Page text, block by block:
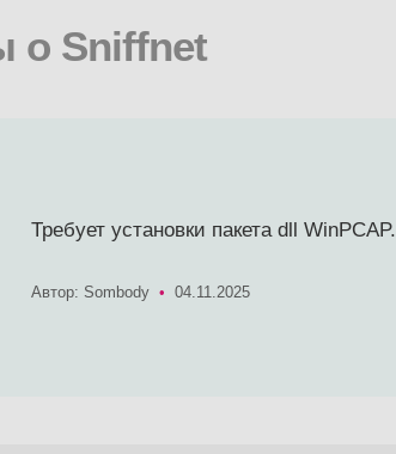
о Sniffnet
Требует установки пакета dll WinPCAP.
Автор: Sombody • 04.11.2025